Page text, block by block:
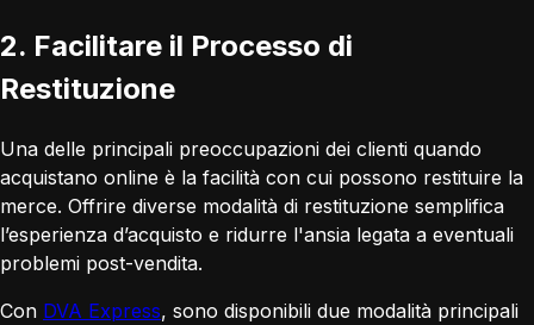
2. Facilitare il Processo di
Restituzione
Una delle principali preoccupazioni dei clienti quando
acquistano online è la facilità con cui possono restituire la
merce. Offrire diverse modalità di restituzione semplifica
l’esperienza d’acquisto e ridurre l'ansia legata a eventuali
problemi post-vendita.
Con DVA Express, sono disponibili due modalità principali